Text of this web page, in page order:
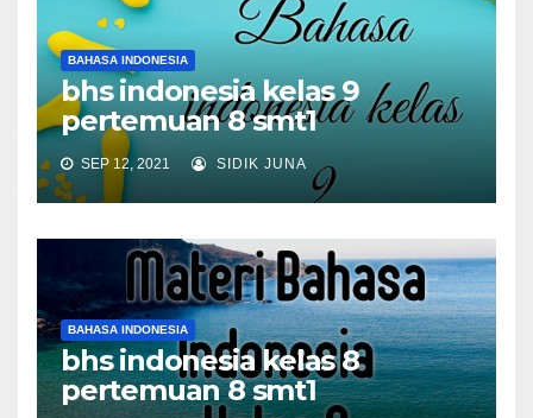
BAHASA INDONESIA
bhs indonesia kelas 9
pertemuan 8 smt1
SEP 12, 2021 SIDIK JUNA
BAHASA INDONESIA
bhs indonesia kelas 8
pertemuan 8 smt1